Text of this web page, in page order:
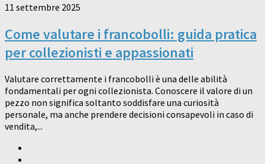
11 settembre 2025
Come valutare i francobolli: guida pratica
per collezionisti e appassionati
Valutare correttamente i francobolli è una delle abilità
fondamentali per ogni collezionista. Conoscere il valore di un
pezzo non significa soltanto soddisfare una curiosità
personale, ma anche prendere decisioni consapevoli in caso di
vendita,...